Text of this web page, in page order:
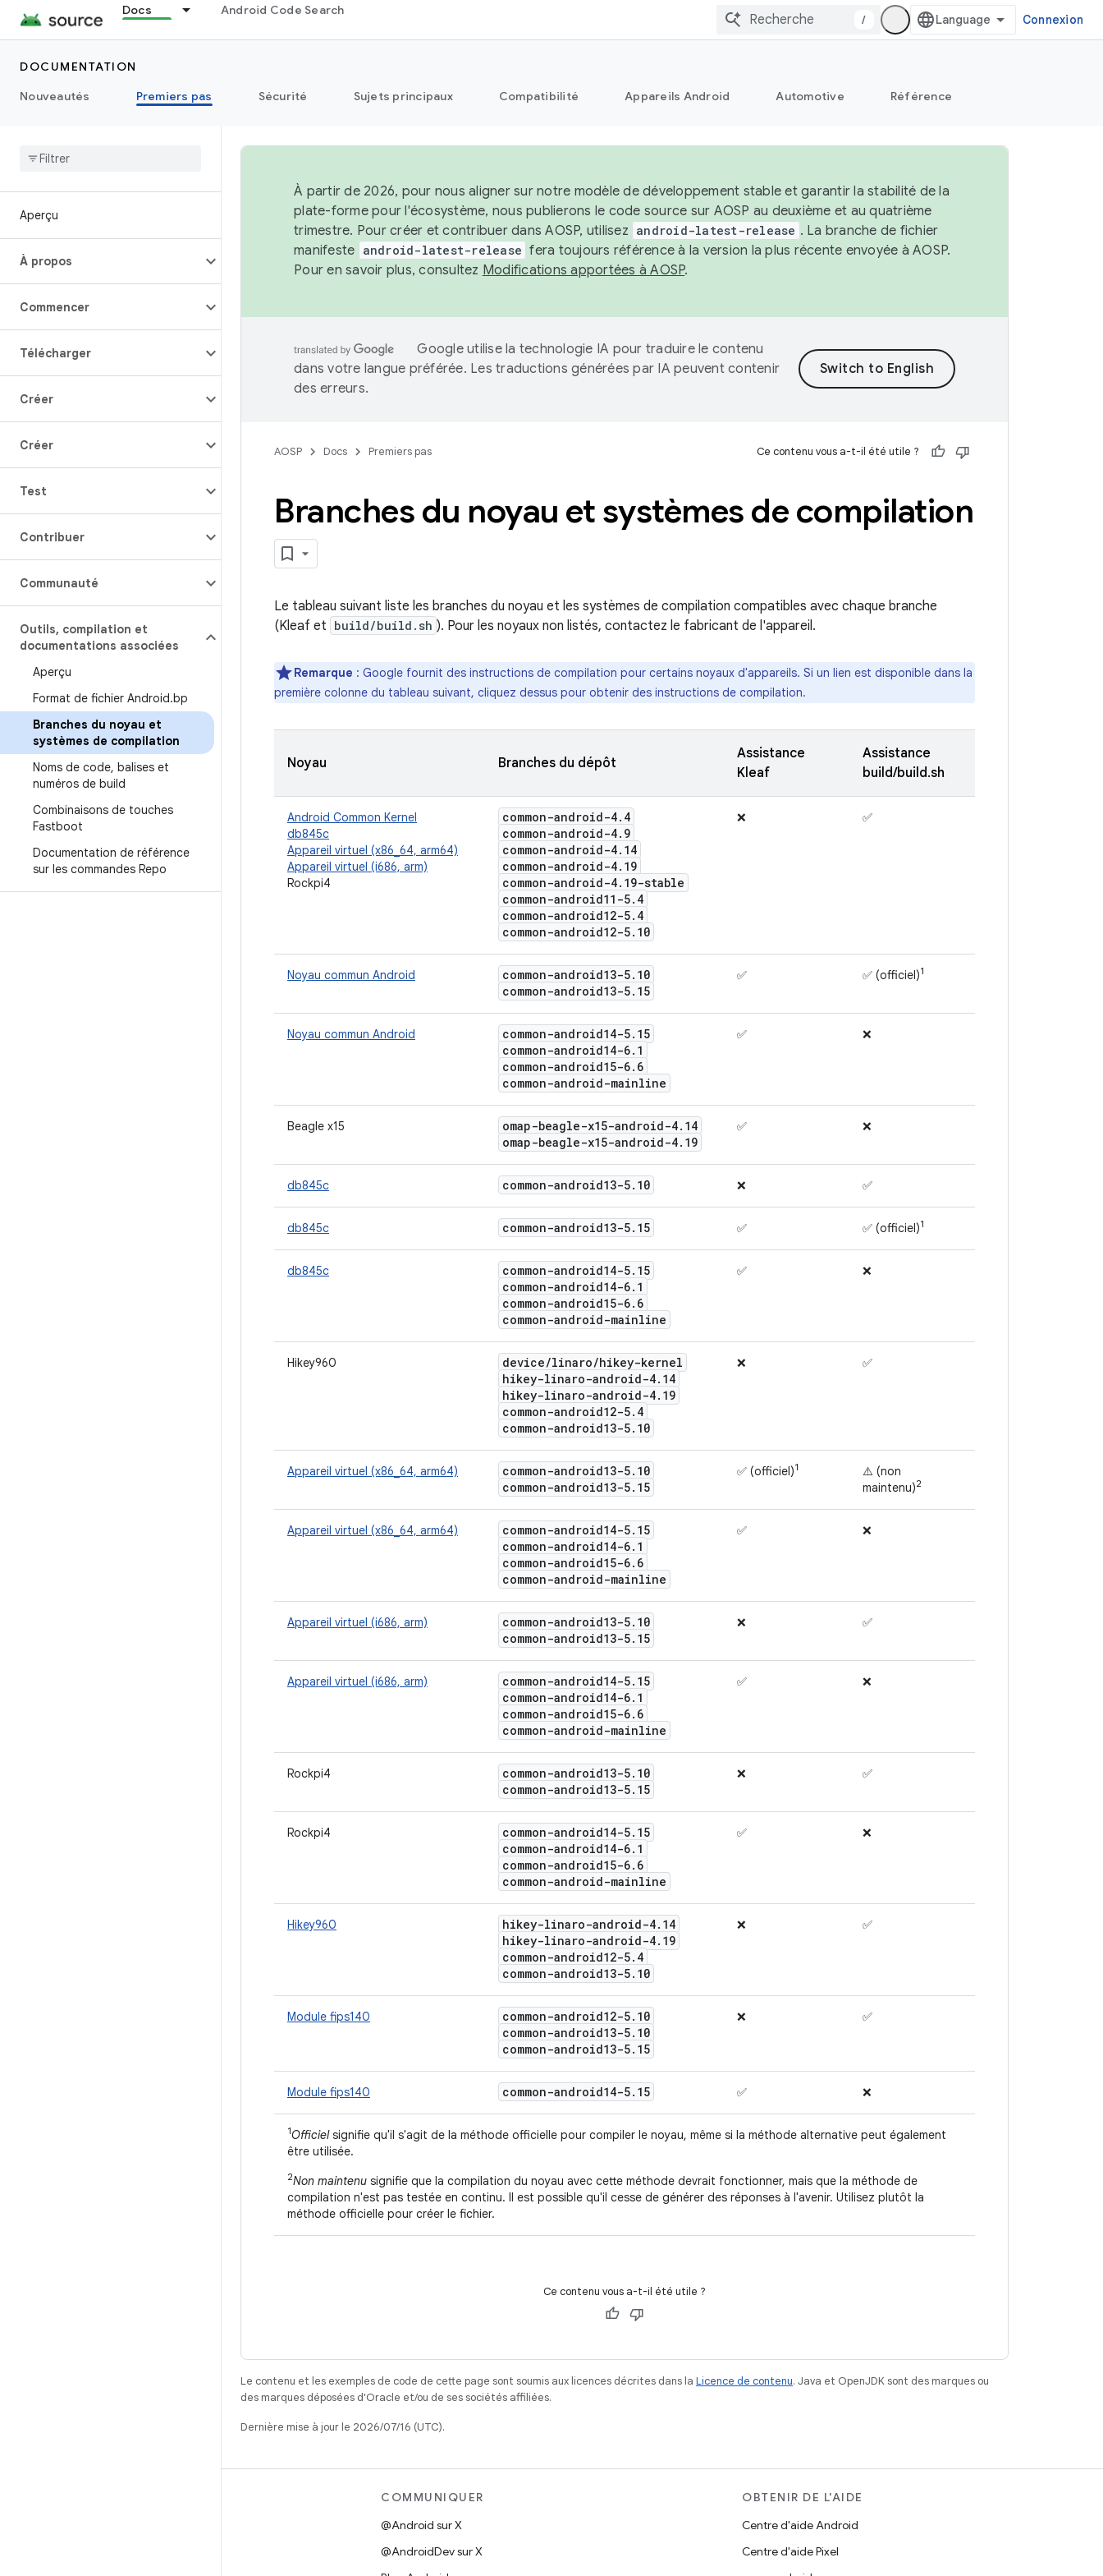
Docs Android Code Search
/ Connexion
DOCUMENTATION
Nouveautés
Premiers pas Sécurité Sujets principaux Compatibilité Appareils Android Automotive Référence
Aperçu
À propos
Commencer
Télécharger
Créer
Créer
Test
Contribuer
Communauté
Outils, compilation et
documentations associées
Aperçu
Format de fichier Android.bp
Branches du noyau et
systèmes de compilation
Noms de code, balises et
numéros de build
Combinaisons de touches
Fastboot
Documentation de référence
sur les commandes Repo
À partir de 2026, pour nous aligner sur notre modèle de développement stable et garantir la stabilité de la
plate-forme pour l'écosystème, nous publierons le code source sur AOSP au deuxième et au quatrième
trimestre. Pour créer et contribuer dans AOSP, utilisez android-latest-release . La branche de fichier
manifeste android-latest-release fera toujours référence à la version la plus récente envoyée à AOSP.
Pour en savoir plus, consultez Modifications apportées à AOSP.
Google utilise la technologie IA pour traduire le contenu
dans votre langue préférée. Les traductions générées par IA peuvent contenir
des erreurs.
AOSP Docs Premiers pas Ce contenu vous a-t-il été utile ?
Branches du noyau et systèmes de compilation
Le tableau suivant liste les branches du noyau et les systèmes de compilation compatibles avec chaque branche
(Kleaf et build/build.sh ). Pour les noyaux non listés, contactez le fabricant de l'appareil.
Remarque : Google fournit des instructions de compilation pour certains noyaux d'appareils. Si un lien est disponible dans la
première colonne du tableau suivant, cliquez dessus pour obtenir des instructions de compilation.
Noyau Branches du dépôt
Assistance
Kleaf
Assistance
build/build.sh
Android Common Kernel
db845c
Appareil virtuel (x86_64, arm64)
Appareil virtuel (i686, arm)
Rockpi4
common-android-4. 4
common-android-4. 9
common-android-4. 14
common-android-4. 19
common-android-4. 19-stable
common-android11-5. 4
common-android12-5. 4
common-android12-5. 10
❌ ✅
Noyau commun Android common-android13-5. 10
common-android13-5. 15
✅ ✅ (officiel)1
Noyau commun Android common-android14-5. 15
common-android14-6. 1
common-android15-6. 6
common-android-mainline
✅ ❌
Beagle x15 omap-beagle-x15-android-4. 14
omap-beagle-x15-android-4. 19
✅ ❌
db845c common-android13-5. 10 ❌ ✅
db845c common-android13-5. 15 ✅ ✅ (officiel)1
db845c common-android14-5. 15
common-android14-6. 1
common-android15-6. 6
common-android-mainline
✅ ❌
Hikey960 device/linaro/hikey-kernel
hikey-linaro-android-4. 14
hikey-linaro-android-4. 19
common-android12-5. 4
common-android13-5. 10
❌ ✅
Appareil virtuel (x86_64, arm64) common-android13-5. 10
common-android13-5. 15
✅ (officiel)1
⚠️ (non
maintenu)2
Appareil virtuel (x86_64, arm64) common-android14-5. 15
common-android14-6. 1
common-android15-6. 6
common-android-mainline
✅ ❌
Appareil virtuel (i686, arm) common-android13-5. 10
common-android13-5. 15
❌ ✅
Appareil virtuel (i686, arm) common-android14-5. 15
common-android14-6. 1
common-android15-6. 6
common-android-mainline
✅ ❌
Rockpi4 common-android13-5. 10
common-android13-5. 15
❌ ✅
Rockpi4 common-android14-5. 15
common-android14-6. 1
common-android15-6. 6
common-android-mainline
✅ ❌
Hikey960 hikey-linaro-android-4. 14
hikey-linaro-android-4. 19
common-android12-5. 4
common-android13-5. 10
❌ ✅
Module fips140 common-android12-5. 10
common-android13-5. 10
common-android13-5. 15
❌ ✅
Module fips140 common-android14-5. 15 ✅ ❌
1Officielsignifie qu'il s'agit de la méthode officielle pour compiler le noyau, même si la méthode alternative peut également
être utilisée.
2Non maintenu signifie que la compilation du noyau avec cette méthode devrait fonctionner, mais que la méthode de
compilation n'est pas testée en continu. Il est possible qu'il cesse de générer des réponses à l'avenir. Utilisez plutôt la
méthode officielle pour créer le fichier.
Ce contenu vous a-t-il été utile ?
Le contenu et les exemples de code de cette page sont soumis aux licences décrites dans la Licence de contenu. Java et OpenJDK sont des marques ou
des marques déposées d'Oracle et/ou de ses sociétés affiliées.
Dernière mise à jour le 2026/07/16 (UTC).
COMMUNIQUER
@Android sur X
@AndroidDev sur X
OBTENIR DE L'AIDE
Centre d'aide Android
Centre d'aide Pixel